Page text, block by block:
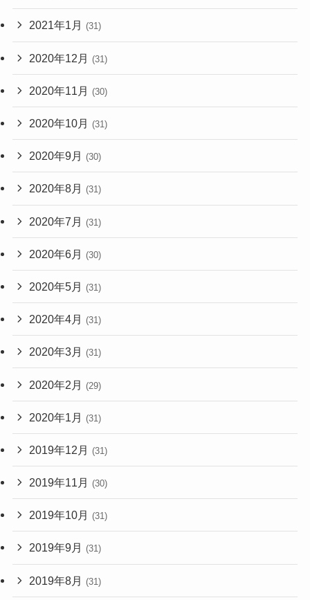
2021年1月 (31)
2020年12月 (31)
2020年11月 (30)
2020年10月 (31)
2020年9月 (30)
2020年8月 (31)
2020年7月 (31)
2020年6月 (30)
2020年5月 (31)
2020年4月 (31)
2020年3月 (31)
2020年2月 (29)
2020年1月 (31)
2019年12月 (31)
2019年11月 (30)
2019年10月 (31)
2019年9月 (31)
2019年8月 (31)